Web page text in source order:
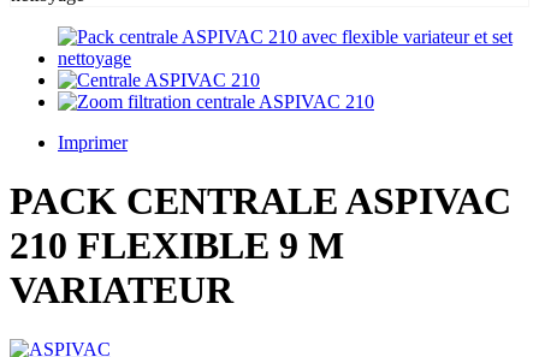
Imprimer
PACK CENTRALE ASPIVAC
210 FLEXIBLE 9 M
VARIATEUR